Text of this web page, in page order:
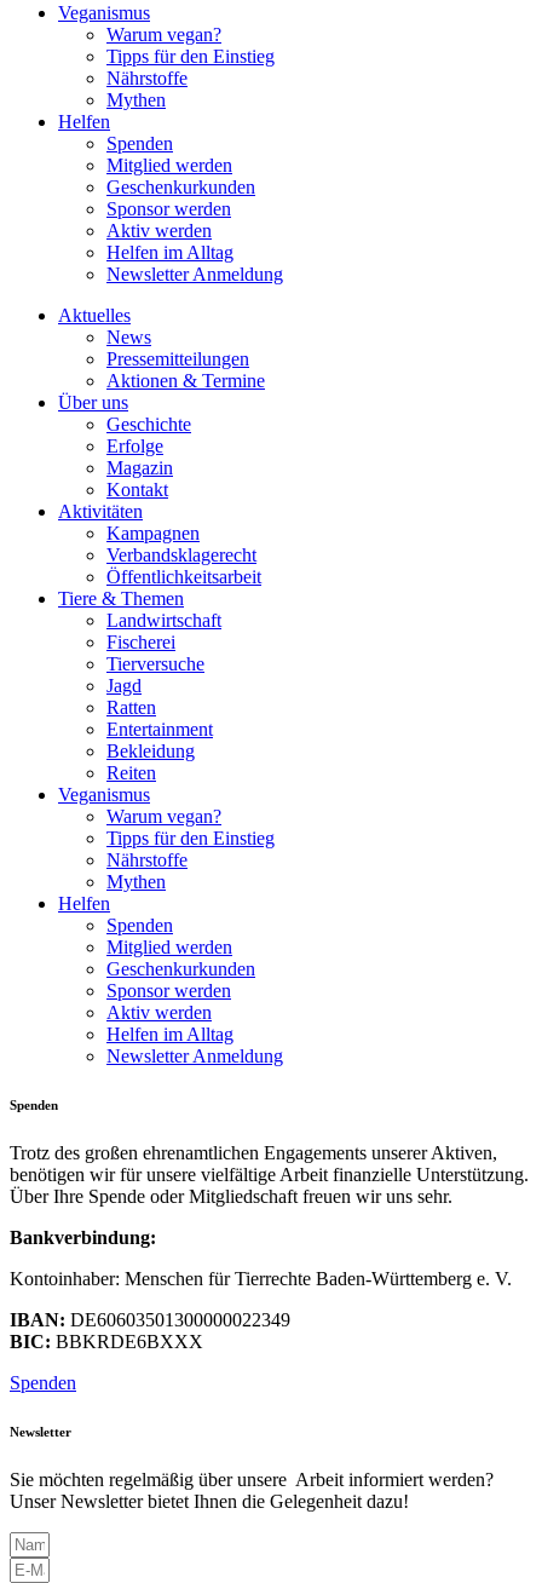
Veganismus
Warum vegan?
Tipps für den Einstieg
Nährstoffe
Mythen
Helfen
Spenden
Mitglied werden
Geschenkurkunden
Sponsor werden
Aktiv werden
Helfen im Alltag
Newsletter Anmeldung
Aktuelles
News
Pressemitteilungen
Aktionen & Termine
Über uns
Geschichte
Erfolge
Magazin
Kontakt
Aktivitäten
Kampagnen
Verbandsklagerecht
Öffentlichkeitsarbeit
Tiere & Themen
Landwirtschaft
Fischerei
Tierversuche
Jagd
Ratten
Entertainment
Bekleidung
Reiten
Veganismus
Warum vegan?
Tipps für den Einstieg
Nährstoffe
Mythen
Helfen
Spenden
Mitglied werden
Geschenkurkunden
Sponsor werden
Aktiv werden
Helfen im Alltag
Newsletter Anmeldung
Spenden
Trotz des großen ehrenamtlichen Engagements unserer Aktiven,
benötigen wir für unsere vielfältige Arbeit finanzielle Unterstützung.
Über Ihre Spende oder Mitgliedschaft freuen wir uns sehr.
Bankverbindung:
Kontoinhaber: Menschen für Tierrechte Baden-Württemberg e. V.
IBAN: DE60603501300000022349
BIC: BBKRDE6BXXX
Spenden
Newsletter
Sie möchten regelmäßig über unsere Arbeit informiert werden?
Unser Newsletter bietet Ihnen die Gelegenheit dazu!